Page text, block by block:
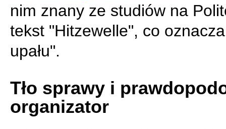
nim znany ze studiów na
tekst "Hitzewelle", co
upału".
Tło sprawy i
organizator